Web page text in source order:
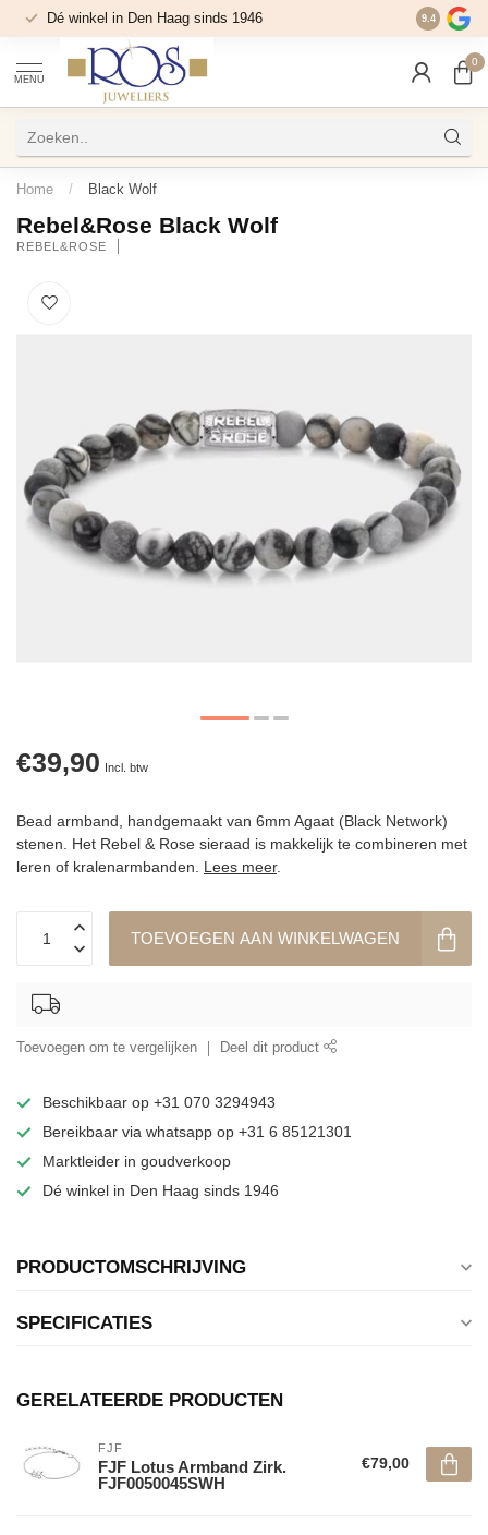
Dé winkel in Den Haag sinds 1946 9.4
MENU
0
Home / Black Wolf
Rebel&Rose Black Wolf
REBEL&ROSE
€39,90 Incl. btw
Bead armband, handgemaakt van 6mm Agaat (Black Network)
stenen. Het Rebel & Rose sieraad is makkelijk te combineren met
leren of kralenarmbanden. Lees meer.
TOEVOEGEN AAN WINKELWAGEN
Toevoegen om te vergelijken Deel dit product
Beschikbaar op +31 070 3294943
Bereikbaar via whatsapp op +31 6 85121301
Marktleider in goudverkoop
Dé winkel in Den Haag sinds 1946
PRODUCTOMSCHRIJVING
SPECIFICATIES
GERELATEERDE PRODUCTEN
FJF
FJF Lotus Armband Zirk.
FJF0050045SWH
€79,00